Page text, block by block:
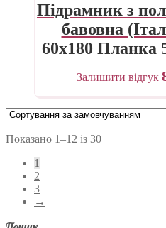
Підрамник з
бавовна
60х180 Планка
Залишити відгук
Показано 1–12 із 30
1
2
3
→